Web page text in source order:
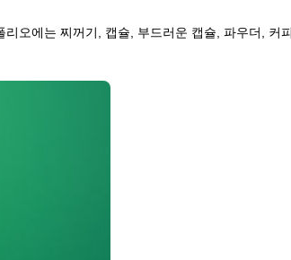
오에는 찌꺼기, 캡슐, 부드러운 캡슐, 파우더, 커